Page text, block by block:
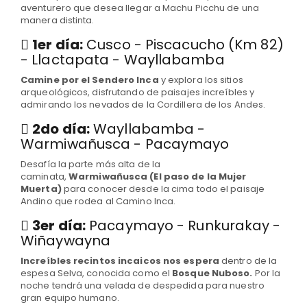
aventurero que desea llegar a Machu Picchu de una
manera distinta.
1er día: Cusco - Piscacucho (Km 82)
- Llactapata - Wayllabamba
Camine por el Sendero Inca y explora los sitios
arqueológicos, disfrutando de paisajes increíbles y
admirando los nevados de la Cordillera de los Andes.
2do día:Wayllabamba -
Warmiwañusca - Pacaymayo
Desafía la parte más alta de la
caminata, Warmiwañusca (El paso de la Mujer
Muerta)para conocer desde la cima todo el paisaje
Andino que rodea al Camino Inca.
3er día: Pacaymayo - Runkurakay -
Wiñaywayna
Increíbles recintos incaicos nos espera dentro de la
espesa Selva, conocida como el Bosque Nuboso. Por la
noche tendrá una velada de despedida para nuestro
gran equipo humano.